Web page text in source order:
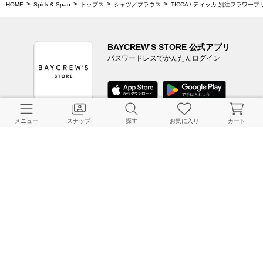
HOME Spick & Span トップス シャツ／ブラウス TICCA / ティッカ 別注フラワープ
BAYCREW’S STORE 公式アプリ
パスワードレスでかんたんログイン
CUSTOMER SERVICE
メニュー スナップ 探す お気に入り カート